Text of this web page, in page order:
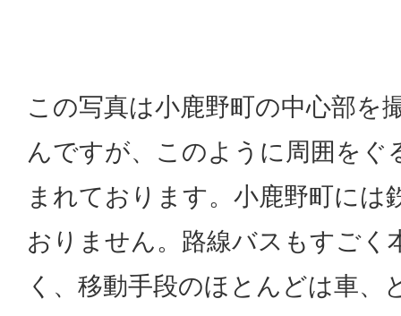
この写真は小鹿野町の中心部を
んですが、このように周囲をぐ
まれております。小鹿野町には
おりません。路線バスもすごく
く、移動手段のほとんどは車、